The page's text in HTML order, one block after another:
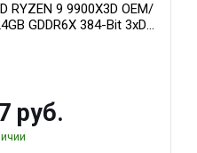
RYZEN 9 9900X3D OEM/
GDDR6X 384-Bit 3xDP
руб.